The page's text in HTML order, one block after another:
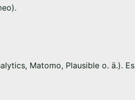
Matomo, Plausible o. ä.). Es